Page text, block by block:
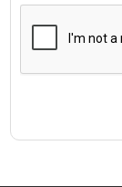
enviar.